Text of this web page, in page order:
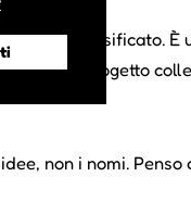
e diversificato. È
in un progetto
non i nomi.